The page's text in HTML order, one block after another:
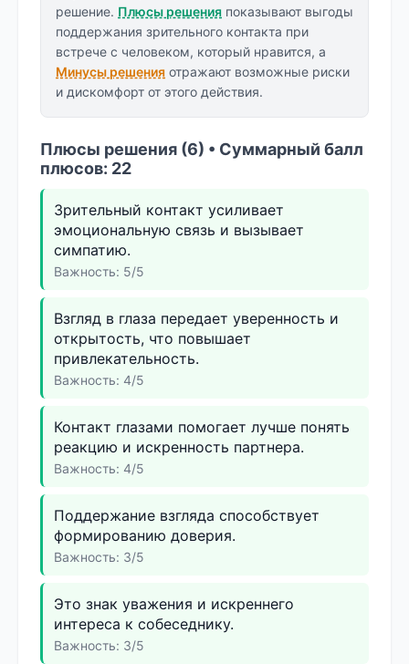
решение. Плюсы решения показывают выгоды
поддержания зрительного контакта при
встрече с человеком, который нравится, а
Минусы решения отражают возможные риски
и дискомфорт от этого действия.
Плюсы решения (6) • Суммарный балл
плюсов: 22
Зрительный контакт усиливает
эмоциональную связь и вызывает
симпатию.
Важность: 5/5
Взгляд в глаза передает уверенность и
открытость, что повышает
привлекательность.
Важность: 4/5
Контакт глазами помогает лучше понять
реакцию и искренность партнера.
Важность: 4/5
Поддержание взгляда способствует
формированию доверия.
Важность: 3/5
Это знак уважения и искреннего
интереса к собеседнику.
Важность: 3/5